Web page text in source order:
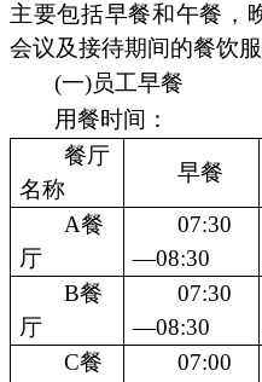
主要包括早餐和午餐，
会议及接待期间的餐饮
(一)员工早餐
用餐时间：
餐厅
名称
早餐
A餐
厅
07:30
—08:30
B餐
厅
07:30
—08:30
C餐
07:00